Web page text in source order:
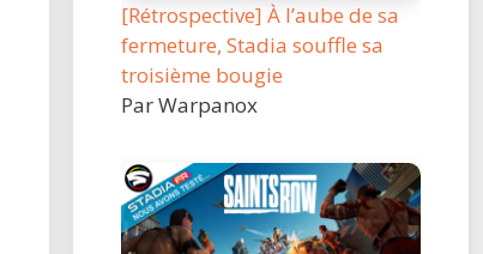
[Rétrospective] À l’aube de sa
fermeture, Stadia souffle sa
troisième bougie
Par Warpanox